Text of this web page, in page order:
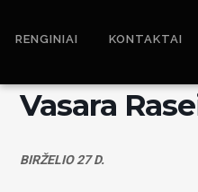
RENGINIAI KONTAKTAI
Vasara
BIRŽELIO 27 D.